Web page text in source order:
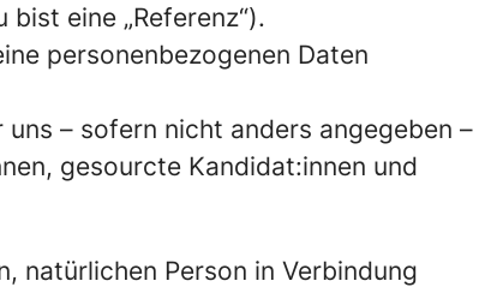
eine „Referenz“).
personenbezogenen Daten
– sofern nicht anders angegeben –
gesourcte Kandidat:innen und
natürlichen Person in Verbindung